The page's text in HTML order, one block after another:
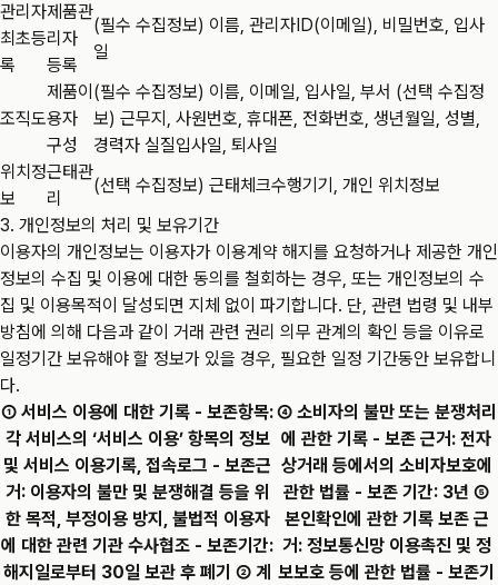
관리자
최초등
록
제품관
리자
등록
(필수 수집정보) 이름, 관리자ID(이메일), 비밀번호, 입사
일
조직도
제품이
용자
구성
(필수 수집정보) 이름, 이메일, 입사일, 부서 (선택 수집정
보) 근무지, 사원번호, 휴대폰, 전화번호, 생년월일, 성별,
경력자 실질입사일, 퇴사일
위치정
보
근태관
리
(선택 수집정보) 근태체크수행기기, 개인 위치정보
3. 개인정보의 처리 및 보유기간
이용자의 개인정보는 이용자가 이용계약 해지를 요청하거나 제공한 개인
정보의 수집 및 이용에 대한 동의를 철회하는 경우, 또는 개인정보의 수
집 및 이용목적이 달성되면 지체 없이 파기합니다. 단, 관련 법령 및 내부
방침에 의해 다음과 같이 거래 관련 권리 의무 관계의 확인 등을 이유로
일정기간 보유해야 할 정보가 있을 경우, 필요한 일정 기간동안 보유합니
다.
① 서비스 이용에 대한 기록 - 보존항목:
각 서비스의 ‘서비스 이용’ 항목의 정보
및 서비스 이용기록, 접속로그 - 보존근
거: 이용자의 불만 및 분쟁해결 등을 위
한 목적, 부정이용 방지, 불법적 이용자
에 대한 관련 기관 수사협조 - 보존기간:
해지일로부터 30일 보관 후 폐기 ② 계
④ 소비자의 불만 또는 분쟁처리
에 관한 기록 - 보존 근거: 전자
상거래 등에서의 소비자보호에
관한 법률 - 보존 기간: 3년 ⑤
본인확인에 관한 기록 보존 근
거: 정보통신망 이용촉진 및 정
보보호 등에 관한 법률 - 보존기